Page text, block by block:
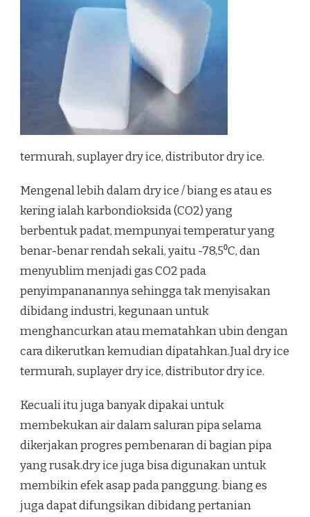
termurah, suplayer dry ice, distributor dry ice.
Mengenal lebih dalam dry ice / biang es atau es
kering ialah karbondioksida (CO2) yang
berbentuk padat, mempunyai temperatur yang
benar-benar rendah sekali, yaitu -78,5⁰C, dan
menyublim menjadi gas CO2 pada
penyimpananannya sehingga tak menyisakan
dibidang industri, kegunaan untuk
menghancurkan atau mematahkan ubin dengan
cara dikerutkan kemudian dipatahkan.Jual dry ice
termurah, suplayer dry ice, distributor dry ice.
Kecuali itu juga banyak dipakai untuk
membekukan air dalam saluran pipa selama
dikerjakan progres pembenaran di bagian pipa
yang rusak.dry ice juga bisa digunakan untuk
membikin efek asap pada panggung. biang es
juga dapat difungsikan dibidang pertanian